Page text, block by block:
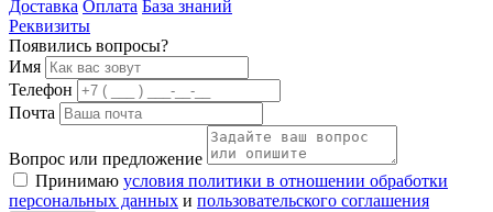
Доставка Оплата База знаний
Реквизиты
Появились вопросы?
Имя
Телефон
Почта
Вопрос или предложение
Принимаю условия политики в отношении обработки
персональных данных и пользовательского соглашения